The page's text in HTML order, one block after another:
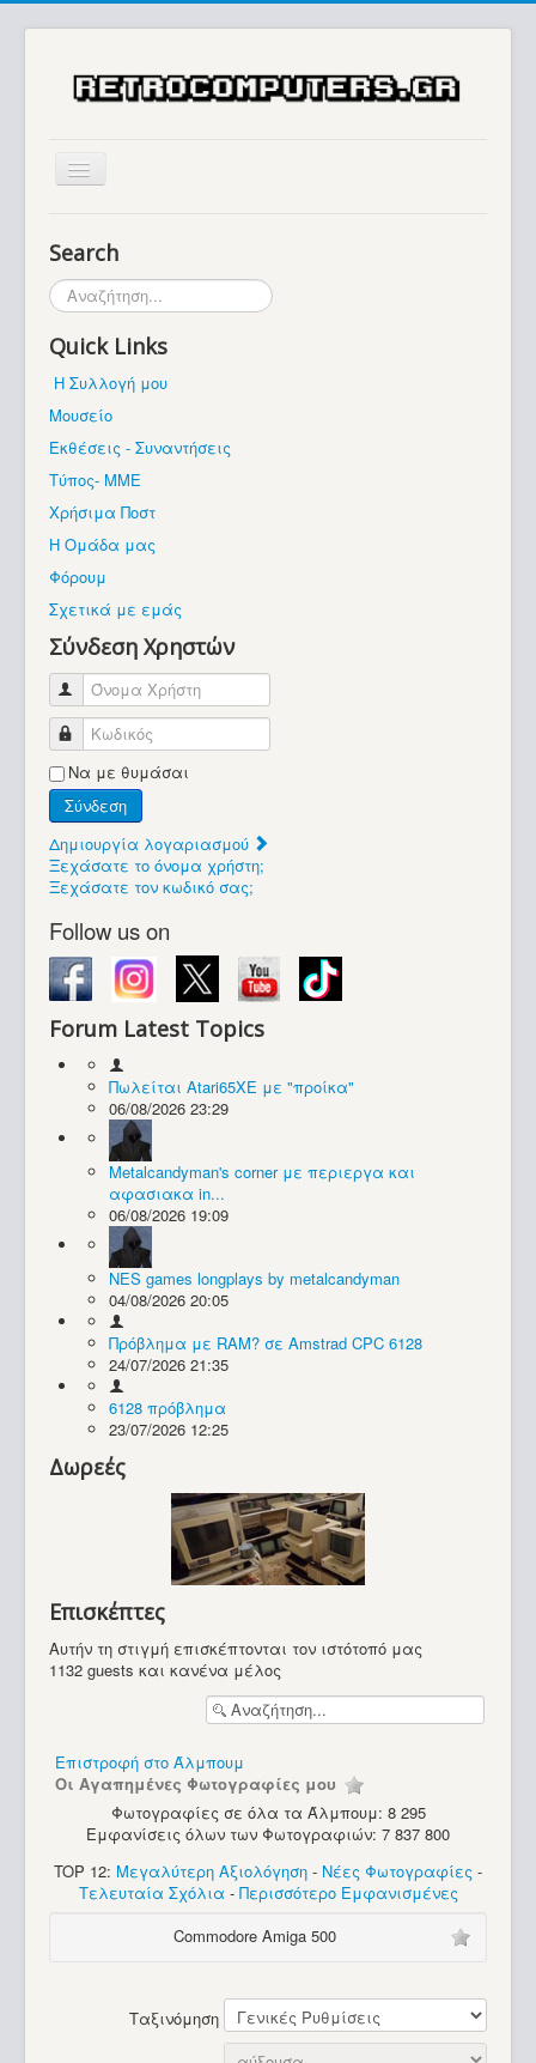
Μουσείο
Βρίσκεστε εδώ:
Συλλογές / Projects
Υπολογιστές
Search
Αναζήτηση...
Quick Links
Η Συλλογή μου
Μουσείο
Εκθέσεις - Συναντήσεις
Τύπος- ΜΜΕ
Χρήσιμα Ποστ
Η Ομάδα μας
Φόρουμ
Σχετικά με εμάς
Σύνδεση Χρηστών
Όνομα Χρήστη
Κωδικός
Να με θυμάσαι
Σύνδεση
Δημιουργία λογαριασμού
Ξεχάσατε το όνομα χρήστη;
Ξεχάσατε τον κωδικό σας;
Follow us on
Forum Latest Topics
Πωλείται Atari65XE με "προίκα"
06/08/2026 23:29
Metalcandyman's corner με περιεργα και
αφασιακα in...
06/08/2026 19:09
NES games longplays by metalcandyman
04/08/2026 20:05
Πρόβλημα με RAM? σε Amstrad CPC 6128
24/07/2026 21:35
6128 πρόβλημα
23/07/2026 12:25
Δωρεές
Επισκέπτες
Αυτήν τη στιγμή επισκέπτονται τον ιστότοπό μας
1132 guests και κανένα μέλος
Επιστροφή στο Άλμπουμ
Οι Αγαπημένες Φωτογραφίες μου
Φωτογραφίες σε όλα τα Άλμπουμ: 8 295
Εμφανίσεις όλων των Φωτογραφιών: 7 837 800
TOP 12: Μεγαλύτερη Αξιολόγηση - Νέες Φωτογραφίες -
Τελευταία Σχόλια - Περισσότερο Εμφανισμένες
Commodore Amiga 500
Ταξινόμηση